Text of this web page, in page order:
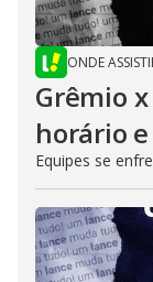
ONDE
Grêmio
horário
Equipes se